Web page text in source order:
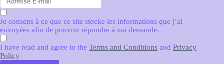
Je consens à ce que ce site stocke les informations que j’ai
envoyées afin de pouvoir répondre à ma demande.
I have read and agree to the Terms and Conditions and Privacy
Policy